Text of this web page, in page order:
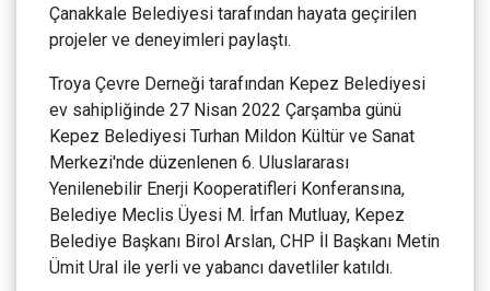
Çanakkale Belediyesi tarafından hayata geçirilen
projeler ve deneyimleri paylaştı.
Troya Çevre Derneği tarafından Kepez Belediyesi
ev sahipliğinde 27 Nisan 2022 Çarşamba günü
Kepez Belediyesi Turhan Mildon Kültür ve Sanat
Merkezi'nde düzenlenen 6. Uluslararası
Yenilenebilir Enerji Kooperatifleri Konferansına,
Belediye Meclis Üyesi M. İrfan Mutluay, Kepez
Belediye Başkanı Birol Arslan, CHP İl Başkanı Metin
Ümit Ural ile yerli ve yabancı davetliler katıldı.